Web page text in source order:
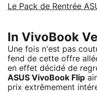
Le Pack de Rentrée
In VivoBook
Une fois n'est pas
fend de cette offre
en effet décidé de
ASUS VivoBook Flip
prix extrêmement